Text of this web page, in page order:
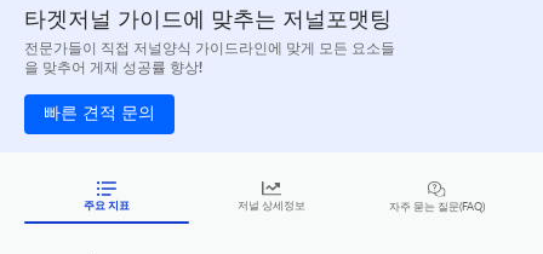
타겟저널 가이드에 맞추는 저널포맷팅
전문가들이 직접 저널양식 가이드라인에 맞게 모든 요소들
을 맞추어 게재 성공률 향상!
빠른 견적 문의
주요 지표 저널 상세정보 자주 묻는 질문(FAQ)